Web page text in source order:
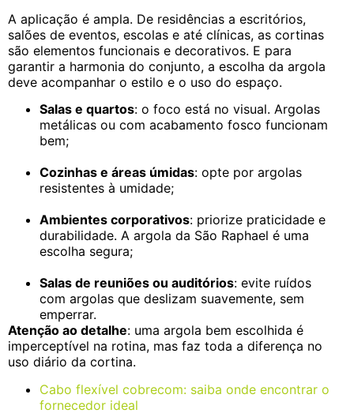
A aplicação é ampla. De residências a escritórios,
salões de eventos, escolas e até clínicas, as cortinas
são elementos funcionais e decorativos. E para
garantir a harmonia do conjunto, a escolha da argola
deve acompanhar o estilo e o uso do espaço.
Salas e quartos: o foco está no visual. Argolas
metálicas ou com acabamento fosco funcionam
bem;
Cozinhas e áreas úmidas: opte por argolas
resistentes à umidade;
Ambientes corporativos: priorize praticidade e
durabilidade. A argola da São Raphael é uma
escolha segura;
Salas de reuniões ou auditórios: evite ruídos
com argolas que deslizam suavemente, sem
emperrar.
Atenção ao detalhe: uma argola bem escolhida é
imperceptível na rotina, mas faz toda a diferença no
uso diário da cortina.
Cabo flexível cobrecom: saiba onde encontrar o
fornecedor ideal